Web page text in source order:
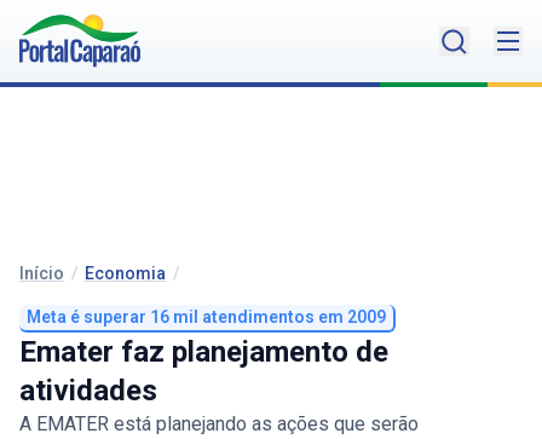
Início / Economia /
Meta é superar 16 mil atendimentos em 2009
Emater faz planejamento de
atividades
A EMATER está planejando as ações que serão